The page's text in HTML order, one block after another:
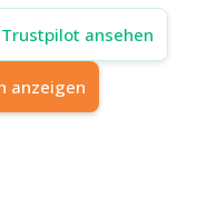
ansehen
anzeigen